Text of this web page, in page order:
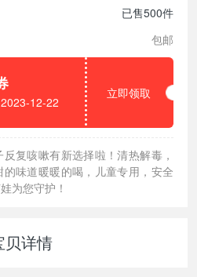
已售500件
包邮
12-22
立即领取
反复咳嗽有新选择啦！清热解毒，
味道暖暖的喝，儿童专用，安全
为您守护！
贝详情